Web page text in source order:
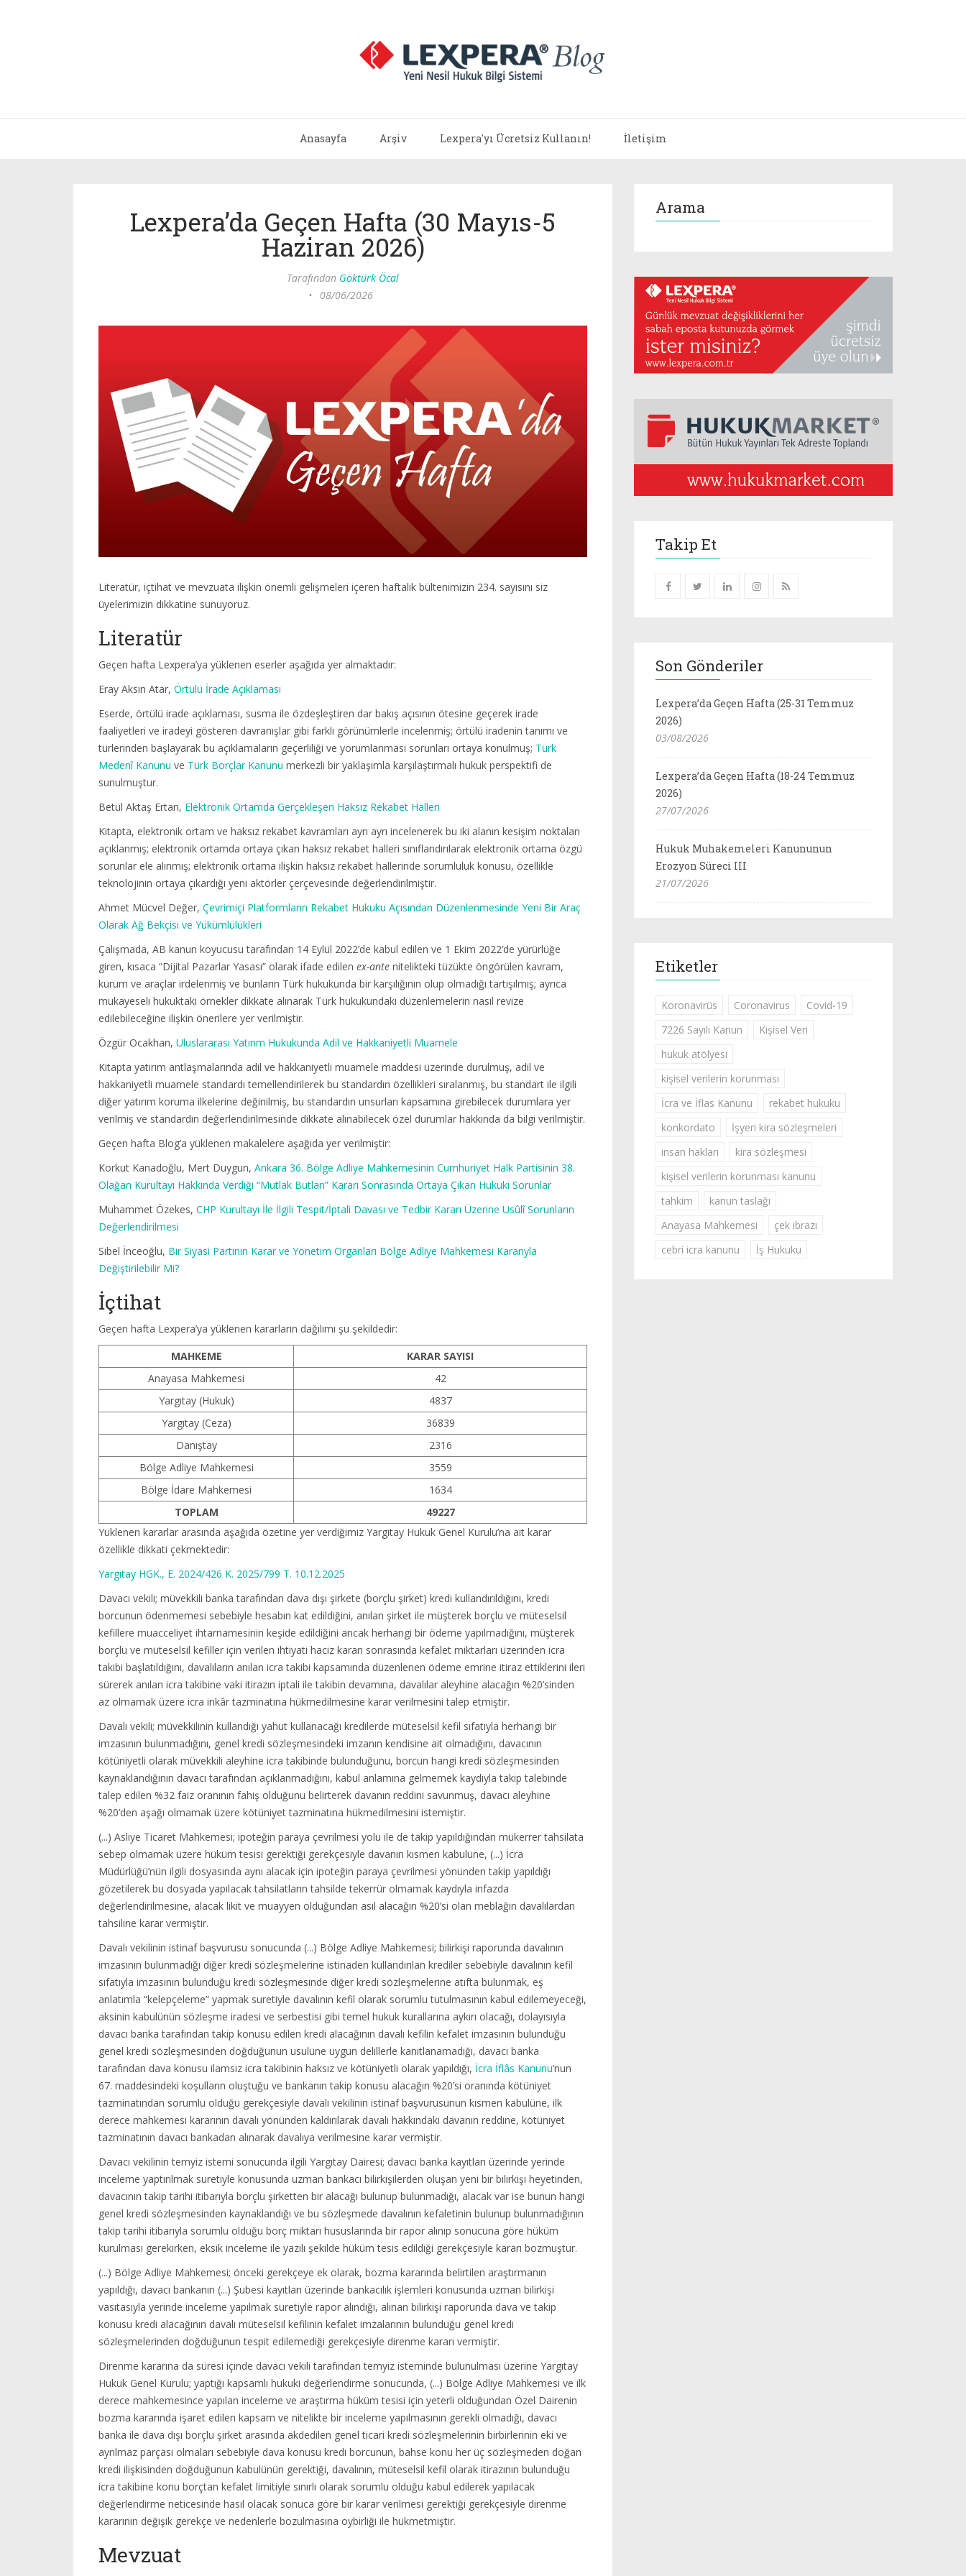
Anasayfa Arşiv Lexpera'yı Ücretsiz Kullanın! İletişim
Lexpera’da Geçen Hafta (30 Mayıs-5
Haziran 2026)
Tarafından Göktürk Öcal
•
08/06/2026
Literatür, içtihat ve mevzuata ilişkin önemli gelişmeleri içeren haftalık bültenimizin 234. sayısını siz
üyelerimizin dikkatine sunuyoruz.
Literatür
Geçen hafta Lexpera’ya yüklenen eserler aşağıda yer almaktadır:
Eray Aksın Atar, Örtülü İrade Açıklaması
Eserde, örtülü irade açıklaması, susma ile özdeşleştiren dar bakış açısının ötesine geçerek irade
faaliyetleri ve iradeyi gösteren davranışlar gibi farklı görünümlerle incelenmiş; örtülü iradenin tanımı ve
türlerinden başlayarak bu açıklamaların geçerliliği ve yorumlanması sorunları ortaya konulmuş; Türk
Medenî Kanunu ve Türk Borçlar Kanunu merkezli bir yaklaşımla karşılaştırmalı hukuk perspektifi de
sunulmuştur.
Betül Aktaş Ertan, Elektronik Ortamda Gerçekleşen Haksız Rekabet Halleri
Kitapta, elektronik ortam ve haksız rekabet kavramları ayrı ayrı incelenerek bu iki alanın kesişim noktaları
açıklanmış; elektronik ortamda ortaya çıkan haksız rekabet halleri sınıflandırılarak elektronik ortama özgü
sorunlar ele alınmış; elektronik ortama ilişkin haksız rekabet hallerinde sorumluluk konusu, özellikle
teknolojinin ortaya çıkardığı yeni aktörler çerçevesinde değerlendirilmiştir.
Ahmet Mücvel Değer, Çevrimiçi Platformların Rekabet Hukuku Açısından Düzenlenmesinde Yeni Bir Araç
Olarak Ağ Bekçisi ve Yükümlülükleri
Çalışmada, AB kanun koyucusu tarafından 14 Eylül 2022’de kabul edilen ve 1 Ekim 2022’de yürürlüğe
giren, kısaca “Dijital Pazarlar Yasası” olarak ifade edilen ex-ante nitelikteki tüzükte öngörülen kavram,
kurum ve araçlar irdelenmiş ve bunların Türk hukukunda bir karşılığının olup olmadığı tartışılmış; ayrıca
mukayeseli hukuktaki örnekler dikkate alınarak Türk hukukundaki düzenlemelerin nasıl revize
edilebileceğine ilişkin önerilere yer verilmiştir.
Özgür Ocakhan, Uluslararası Yatırım Hukukunda Adil ve Hakkaniyetli Muamele
Kitapta yatırım antlaşmalarında adil ve hakkaniyetli muamele maddesi üzerinde durulmuş, adil ve
hakkaniyetli muamele standardı temellendirilerek bu standardın özellikleri sıralanmış, bu standart ile ilgili
diğer yatırım koruma ilkelerine değinilmiş, bu standardın unsurları kapsamına girebilecek durumlara yer
verilmiş ve standardın değerlendirilmesinde dikkate alınabilecek özel durumlar hakkında da bilgi verilmiştir.
Geçen hafta Blog’a yüklenen makalelere aşağıda yer verilmiştir:
Korkut Kanadoğlu, Mert Duygun, Ankara 36. Bölge Adliye Mahkemesinin Cumhuriyet Halk Partisinin 38.
Olağan Kurultayı Hakkında Verdiği “Mutlak Butlan” Kararı Sonrasında Ortaya Çıkan Hukuki Sorunlar
Muhammet Özekes, CHP Kurultayı İle İlgili Tespit/İptali Davası ve Tedbir Kararı Üzerine Usûlî Sorunların
Değerlendirilmesi
Sibel İnceoğlu, Bir Siyasi Partinin Karar ve Yönetim Organları Bölge Adliye Mahkemesi Kararıyla
Değiştirilebilir Mi?
İçtihat
Geçen hafta Lexpera’ya yüklenen kararların dağılımı şu şekildedir:
MAHKEME
KARAR SAYISI
Anayasa Mahkemesi
42
Yargıtay (Hukuk)
4837
Yargıtay (Ceza)
36839
Danıştay
2316
Bölge Adliye Mahkemesi
3559
Bölge İdare Mahkemesi
1634
TOPLAM
49227
Yüklenen kararlar arasında aşağıda özetine yer verdiğimiz Yargıtay Hukuk Genel Kurulu’na ait karar
özellikle dikkati çekmektedir:
Yargıtay HGK., E. 2024/426 K. 2025/799 T. 10.12.2025
Davacı vekili; müvekkili banka tarafından dava dışı şirkete (borçlu şirket) kredi kullandırıldığını, kredi
borcunun ödenmemesi sebebiyle hesabın kat edildiğini, anılan şirket ile müşterek borçlu ve müteselsil
kefillere muacceliyet ihtarnamesinin keşide edildiğini ancak herhangi bir ödeme yapılmadığını, müşterek
borçlu ve müteselsil kefiller için verilen ihtiyati haciz kararı sonrasında kefalet miktarları üzerinden icra
takibi başlatıldığını, davalıların anılan icra takibi kapsamında düzenlenen ödeme emrine itiraz ettiklerini ileri
sürerek anılan icra takibine vaki itirazın iptali ile takibin devamına, davalılar aleyhine alacağın %20’sinden
az olmamak üzere icra inkâr tazminatına hükmedilmesine karar verilmesini talep etmiştir.
Davalı vekili; müvekkilinin kullandığı yahut kullanacağı kredilerde müteselsil kefil sıfatıyla herhangi bir
imzasının bulunmadığını, genel kredi sözleşmesindeki imzanın kendisine ait olmadığını, davacının
kötüniyetli olarak müvekkili aleyhine icra takibinde bulunduğunu, borcun hangi kredi sözleşmesinden
kaynaklandığının davacı tarafından açıklanmadığını, kabul anlamına gelmemek kaydıyla takip talebinde
talep edilen %32 faiz oranının fahiş olduğunu belirterek davanın reddini savunmuş, davacı aleyhine
%20’den aşağı olmamak üzere kötüniyet tazminatına hükmedilmesini istemiştir.
(...) Asliye Ticaret Mahkemesi; ipoteğin paraya çevrilmesi yolu ile de takip yapıldığından mükerrer tahsilata
sebep olmamak üzere hüküm tesisi gerektiği gerekçesiyle davanın kısmen kabulüne, (...) İcra
Müdürlüğü’nün ilgili dosyasında aynı alacak için ipoteğin paraya çevrilmesi yönünden takip yapıldığı
gözetilerek bu dosyada yapılacak tahsilatların tahsilde tekerrür olmamak kaydıyla infazda
değerlendirilmesine, alacak likit ve muayyen olduğundan asıl alacağın %20’si olan meblağın davalılardan
tahsiline karar vermiştir.
Davalı vekilinin istinaf başvurusu sonucunda (...) Bölge Adliye Mahkemesi; bilirkişi raporunda davalının
imzasının bulunmadığı diğer kredi sözleşmelerine istinaden kullandırılan krediler sebebiyle davalının kefil
sıfatıyla imzasının bulunduğu kredi sözleşmesinde diğer kredi sözleşmelerine atıfta bulunmak, eş
anlatımla “kelepçeleme” yapmak suretiyle davalının kefil olarak sorumlu tutulmasının kabul edilemeyeceği,
aksinin kabulünün sözleşme iradesi ve serbestisi gibi temel hukuk kurallarına aykırı olacağı, dolayısıyla
davacı banka tarafından takip konusu edilen kredi alacağının davalı kefilin kefalet imzasının bulunduğu
genel kredi sözleşmesinden doğduğunun usulüne uygun delillerle kanıtlanamadığı, davacı banka
tarafından dava konusu ilamsız icra takibinin haksız ve kötüniyetli olarak yapıldığı, İcra İflâs Kanunu’nun
67. maddesindeki koşulların oluştuğu ve bankanın takip konusu alacağın %20’si oranında kötüniyet
tazminatından sorumlu olduğu gerekçesiyle davalı vekilinin istinaf başvurusunun kısmen kabulüne, ilk
derece mahkemesi kararının davalı yönünden kaldırılarak davalı hakkındaki davanın reddine, kötüniyet
tazminatının davacı bankadan alınarak davalıya verilmesine karar vermiştir.
Davacı vekilinin temyiz istemi sonucunda ilgili Yargıtay Dairesi; davacı banka kayıtları üzerinde yerinde
inceleme yaptırılmak suretiyle konusunda uzman bankacı bilirkişilerden oluşan yeni bir bilirkişi heyetinden,
davacının takip tarihi itibarıyla borçlu şirketten bir alacağı bulunup bulunmadığı, alacak var ise bunun hangi
genel kredi sözleşmesinden kaynaklandığı ve bu sözleşmede davalının kefaletinin bulunup bulunmadığının
takip tarihi itibarıyla sorumlu olduğu borç miktarı hususlarında bir rapor alınıp sonucuna göre hüküm
kurulması gerekirken, eksik inceleme ile yazılı şekilde hüküm tesis edildiği gerekçesiyle kararı bozmuştur.
(...) Bölge Adliye Mahkemesi; önceki gerekçeye ek olarak, bozma kararında belirtilen araştırmanın
yapıldığı, davacı bankanın (...) Şubesi kayıtları üzerinde bankacılık işlemleri konusunda uzman bilirkişi
vasıtasıyla yerinde inceleme yapılmak suretiyle rapor alındığı, alınan bilirkişi raporunda dava ve takip
konusu kredi alacağının davalı müteselsil kefilinin kefalet imzalarının bulunduğu genel kredi
sözleşmelerinden doğduğunun tespit edilemediği gerekçesiyle direnme kararı vermiştir.
Direnme kararına da süresi içinde davacı vekili tarafından temyiz isteminde bulunulması üzerine Yargıtay
Hukuk Genel Kurulu; yaptığı kapsamlı hukuki değerlendirme sonucunda, (...) Bölge Adliye Mahkemesi ve ilk
derece mahkemesince yapılan inceleme ve araştırma hüküm tesisi için yeterli olduğundan Özel Dairenin
bozma kararında işaret edilen kapsam ve nitelikte bir inceleme yapılmasının gerekli olmadığı, davacı
banka ile dava dışı borçlu şirket arasında akdedilen genel ticari kredi sözleşmelerinin birbirlerinin eki ve
ayrılmaz parçası olmaları sebebiyle dava konusu kredi borcunun, bahse konu her üç sözleşmeden doğan
kredi ilişkisinden doğduğunun kabulünün gerektiği, davalının, müteselsil kefil olarak itirazının bulunduğu
icra takibine konu borçtan kefalet limitiyle sınırlı olarak sorumlu olduğu kabul edilerek yapılacak
değerlendirme neticesinde hasıl olacak sonuca göre bir karar verilmesi gerektiği gerekçesiyle direnme
kararının değişik gerekçe ve nedenlerle bozulmasına oybirliği ile hükmetmiştir.
Mevzuat
Arama
Takip Et
Son Gönderiler
Lexpera’da Geçen Hafta (25-31 Temmuz
2026)
03/08/2026
Lexpera’da Geçen Hafta (18-24 Temmuz
2026)
27/07/2026
Hukuk Muhakemeleri Kanununun
Erozyon Süreci III
21/07/2026
Etiketler
Koronavirüs Coronavirus
Covid-19
7226 Sayılı Kanun
Kişisel Veri
hukuk atölyesi
kişisel verilerin korunması
İcra ve İflas Kanunu
rekabet hukuku
konkordato
İşyeri kira sözleşmeleri
insan hakları
kira sözleşmesi
kişisel verilerin korunması kanunu
tahkim
kanun taslağı
Anayasa Mahkemesi
çek ibrazı
cebri icra kanunu
İş Hukuku